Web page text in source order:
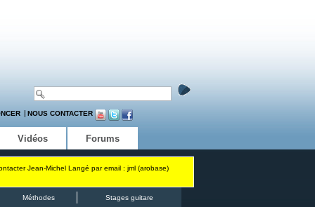
NOUS CONTACTER
Vidéos Forums
Jean-Michel Langé par email : jml (arobase)
Méthodes Stages guitare